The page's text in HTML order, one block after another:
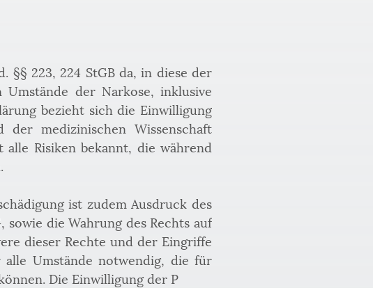
§§ 223, 224 StGB da, in diese der
der Narkose, inklusive
bezieht sich die Einwilligung
medizinischen Wissenschaft
Risiken bekannt, die während
ist zudem Ausdruck des
sowie die Wahrung des Rechts auf
dieser Rechte und der Eingriffe
Umstände notwendig, die für
Die Einwilligung der P